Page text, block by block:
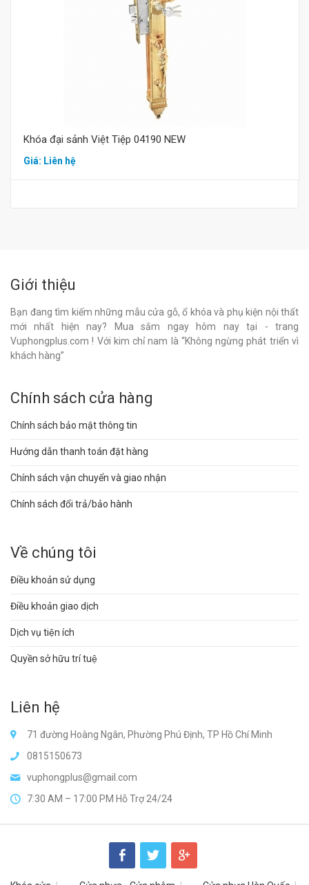
Mua hàng
Khóa đại sảnh Việt Tiệp 04190 NEW
Giá: Liên hệ
Giới thiệu
Bạn đang tìm kiếm những mẫu cửa gỗ, ổ khóa và phụ kiện nội thất
mới nhất hiện nay? Mua sắm ngay hôm nay tại - trang
Vuphongplus.com ! Với kim chỉ nam là “Không ngừng phát triển vì
khách hàng”
Chính sách cửa hàng
Chính sách bảo mật thông tin
Hướng dẫn thanh toán đặt hàng
Chính sách vận chuyển và giao nhận
Chính sách đổi trả/bảo hành
Về chúng tôi
Điều khoản sử dụng
Điều khoản giao dịch
Dịch vụ tiện ích
Quyền sở hữu trí tuệ
Liên hệ
71 đường Hoàng Ngân, Phường Phú Định, TP Hồ Chí Minh
0815150673
vuphongplus@gmail.com
7:30 AM – 17:00 PM Hỗ Trợ 24/24